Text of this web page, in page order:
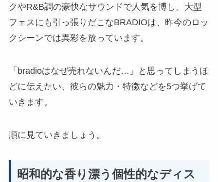
クやR&B調の豪快なサウンドで人気を博し、 大型
フェスにも引っ張りだこ なBRADIOは、昨今のロッ
クシーンでは異彩を放っています。
「bradioはなぜ売れないんだ…」と思ってしまうほ
どに伝えたい、彼らの魅力・特徴などを5つ挙げて
いきます。
順に見ていきましょう。
昭和的な香り漂う個性的なディス